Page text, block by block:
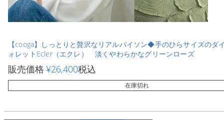
【cooga】しっとりと贅沢なリアルパイソン◆手のひらサイズのダ
ォレットEcler（エクレ） 淡くやわらかなグリーンローズ
販売価格 ¥26,400税込
在庫切れ